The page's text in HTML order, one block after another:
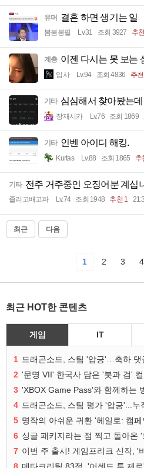
유머 결혼 하면 생기는 일
봄봄봉필 Lv.31 조회 3927 추
계층 이젠 다시는 못 보는
입사 Lv.94 조회 4836 추
기타 심심해서 찾아봤는데
장재시카 Lv.76 조회 1869
기타 인벤 아이디 해킹.
Kurtas Lv.88 조회 1865 추
기타 전주 거주중인 오징어분 계십
졸리고배고파 Lv.74 조회 1948 추천 1
최근 다음
1 2 3 4
최근 HOT한 콘텐츠
게임 IT
1 드래곤소드, 스팀 '압긍'…축하 댓
2 '문명 VII' 한국사 담은 '붓과 검'
3 'XBOX Game Pass'와 함께하는
4 드래곤소드, 스팀 평가 '압긍'...
5 명작의 아쉬운 귀환 '헤일로: 캠
6 싱글 패키지라는 점 찍고 돌아온
7 이번 주 출시! 게임프리크 신작, '